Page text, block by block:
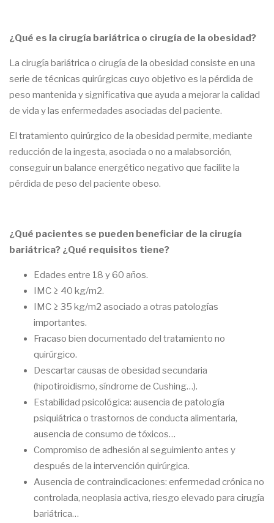
¿Qué es la cirugía bariátrica o cirugía de la obesidad?
La cirugía bariátrica o cirugía de la obesidad consiste en una
serie de técnicas quirúrgicas cuyo objetivo es la pérdida de
peso mantenida y significativa que ayuda a mejorar la calidad
de vida y las enfermedades asociadas del paciente.
El tratamiento quirúrgico de la obesidad permite, mediante
reducción de la ingesta, asociada o no a malabsorción,
conseguir un balance energético negativo que facilite la
pérdida de peso del paciente obeso.
¿Qué pacientes se pueden beneficiar de la cirugía
bariátrica? ¿Qué requisitos tiene?
Edades entre 18 y 60 años.
IMC ≥ 40 kg/m2.
IMC ≥ 35 kg/m2 asociado a otras patologías
importantes.
Fracaso bien documentado del tratamiento no
quirúrgico.
Descartar causas de obesidad secundaria
(hipotiroidismo, síndrome de Cushing…).
Estabilidad psicológica: ausencia de patología
psiquiátrica o trastornos de conducta alimentaria,
ausencia de consumo de tóxicos…
Compromiso de adhesión al seguimiento antes y
después de la intervención quirúrgica.
Ausencia de contraindicaciones: enfermedad crónica no
controlada, neoplasia activa, riesgo elevado para cirugía
bariátrica…